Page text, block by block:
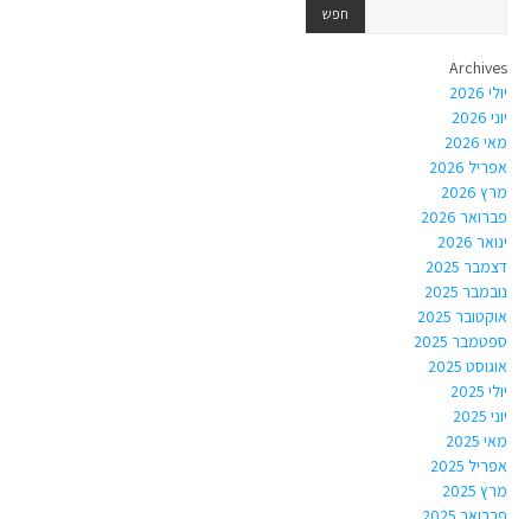
Archives
יולי 2026
יוני 2026
מאי 2026
אפריל 2026
מרץ 2026
פברואר 2026
ינואר 2026
דצמבר 2025
נובמבר 2025
אוקטובר 2025
ספטמבר 2025
אוגוסט 2025
יולי 2025
יוני 2025
מאי 2025
אפריל 2025
מרץ 2025